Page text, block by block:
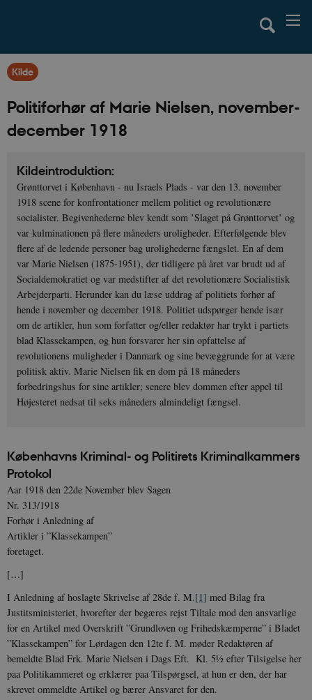
Kilde
Politiforhør af Marie Nielsen, november-
december 1918
Kildeintroduktion:
Grønttorvet i København - nu Israels Plads - var den 13. november
1918 scene for konfrontationer mellem politiet og revolutionære
socialister. Begivenhederne blev kendt som ’Slaget på Grønttorvet’ og
var kulminationen på flere måneders uroligheder. Efterfølgende blev
flere af de ledende personer bag urolighederne fængslet. En af dem
var Marie Nielsen (1875-1951), der tidligere på året var brudt ud af
Socialdemokratiet og var medstifter af det revolutionære Socialistisk
Arbejderparti. Herunder kan du læse uddrag af politiets forhør af
hende i november og december 1918. Politiet udspørger hende især
om de artikler, hun som forfatter og/eller redaktør har trykt i partiets
blad Klassekampen, og hun forsvarer her sin opfattelse af
revolutionens muligheder i Danmark og sine bevæggrunde for at være
politisk aktiv. Marie Nielsen fik en dom på 18 måneders
forbedringshus for sine artikler; senere blev dommen efter appel til
Højesteret nedsat til seks måneders almindeligt fængsel.
Københavns Kriminal- og Politirets Kriminalkammers
Protokol
Aar 1918 den 22de November blev Sagen
Nr. 313/1918
Forhør i Anledning af
Artikler i ”Klassekampen”
foretaget.
[…]
I Anledning af hoslagte Skrivelse af 28de f. M.[1] med Bilag fra
Justitsministeriet, hvorefter der begæres rejst Tiltale mod den ansvarlige
for en Artikel med Overskrift ”Grundloven og Frihedskæmperne” i Bladet
”Klassekampen” for Lørdagen den 12te f. M. møder Redaktøren af
bemeldte Blad Frk. Marie Nielsen i Dags Eft. Kl. 5½ efter Tilsigelse her
paa Politikammeret og erklærer paa Tilspørgsel, at hun er den, der har
skrevet ommeldte Artikel og bærer Ansvaret for den.